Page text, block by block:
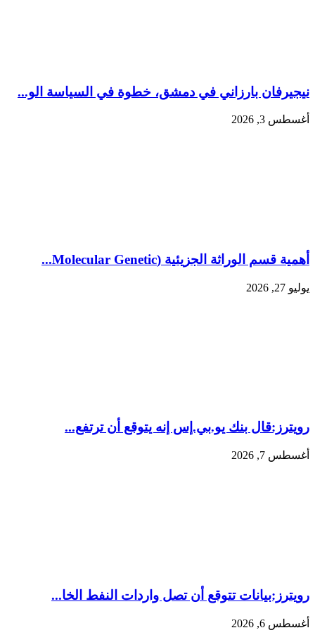
نيجيرفان بارزاني في دمشق، خطوة في السياسة الو...
أغسطس 3, 2026
أهمية قسم الوراثة الجزيئية (Molecular Genetic...
يوليو 27, 2026
رويترز:‏قال بنك ​يو.بي.إس إنه يتوقع أن ​ترتفع...
أغسطس 7, 2026
رويترز:‏بيانات تتوقع أن تصل واردات النفط الخا...
أغسطس 6, 2026